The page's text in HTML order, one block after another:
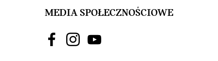
MEDIA SPOŁECZNOŚCIOWE